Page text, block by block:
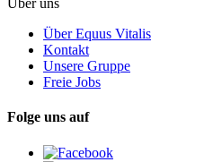
Über uns
Über Equus Vitalis
Kontakt
Unsere Gruppe
Freie Jobs
Folge uns auf